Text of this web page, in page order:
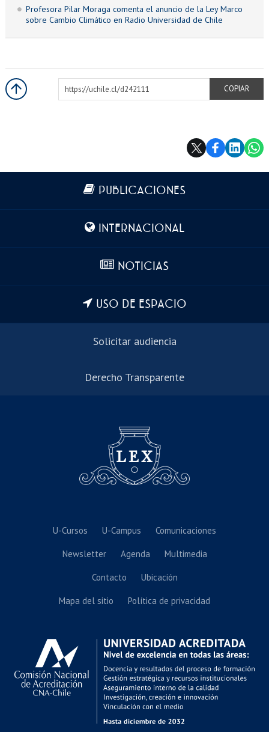
Profesora Pilar Moraga comenta el anuncio de la Ley Marco
sobre Cambio Climático en Radio Universidad de Chile
https://uchile.cl/d242111
COPIAR
Más información
PUBLICACIONES
INTERNACIONAL
NOTICIAS
USO DE ESPACIO
Solicitar audiencia
Derecho Transparente
U-Cursos U-Campus Comunicaciones
Newsletter Agenda Multimedia
Contacto Ubicación
Mapa del sitio Política de privacidad